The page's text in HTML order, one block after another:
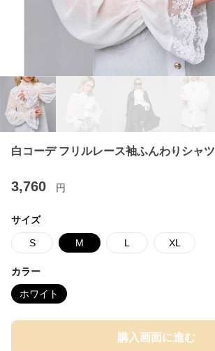
白コーデ フリルレース袖ふんわりシャツ
3,760 円
サイズ
S M L XL
カラー
ホワイト
購入画面に進む